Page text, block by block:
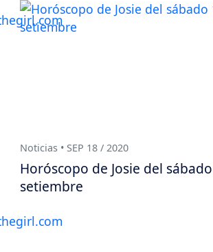
Noticias • SEP 18 / 2020
Horóscopo de Josie del
setiembre